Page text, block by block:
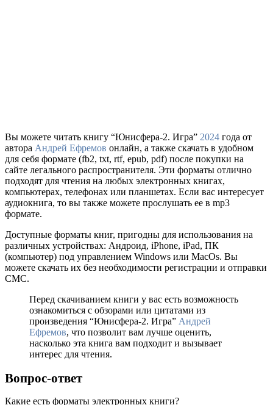
Вы можете читать книгу “Юнисфера-2. Игра” 2024 года от
автора Андрей Ефремов онлайн, а также скачать в удобном
для себя формате (fb2, txt, rtf, epub, pdf) после покупки на
сайте легального распространителя. Эти форматы отлично
подходят для чтения на любых электронных книгах,
компьютерах, телефонах или планшетах. Если вас интересует
аудиокнига, то вы также можете прослушать ее в mp3
формате.
Доступные форматы книг, пригодны для использования на
различных устройствах: Андроид, iPhone, iPad, ПК
(компьютер) под управлением Windows или MacOs. Вы
можете скачать их без необходимости регистрации и отправки
СМС.
Перед скачиванием книги у вас есть возможность
ознакомиться с обзорами или цитатами из
произведения “Юнисфера-2. Игра” Андрей
Ефремов, что позволит вам лучше оценить,
насколько эта книга вам подходит и вызывает
интерес для чтения.
Вопрос-ответ
Какие есть форматы электронных книги?